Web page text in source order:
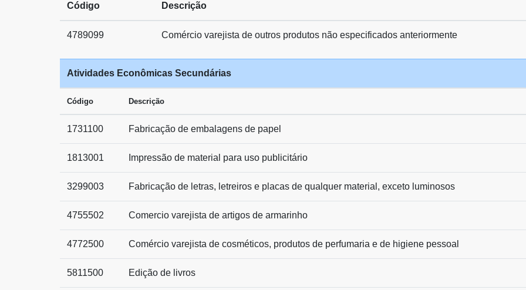
Código Descrição
4789099 Comércio varejista de outros produtos não especificados anteriormente
Atividades Econômicas Secundárias
Código Descrição
1731100 Fabricação de embalagens de papel
1813001 Impressão de material para uso publicitário
3299003 Fabricação de letras, letreiros e placas de qualquer material, exceto luminosos
4755502 Comercio varejista de artigos de armarinho
4772500 Comércio varejista de cosméticos, produtos de perfumaria e de higiene pessoal
5811500 Edição de livros